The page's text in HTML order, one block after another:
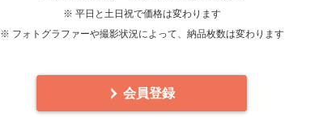
※ 平日と土日祝で価格は変わります
※ フォトグラファーや撮影状況によって、納品枚数は変わります
会員登録